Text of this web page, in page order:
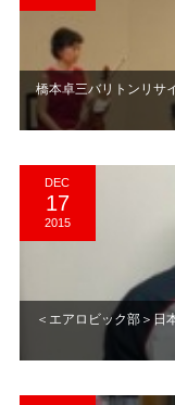
橋本卓三バリトンリサ
DEC
17
2015
＜エアロビック部＞日